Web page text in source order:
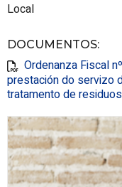
Local
DOCUMENTOS:
Ordenanza Fiscal
prestación do servizo
tratamento de